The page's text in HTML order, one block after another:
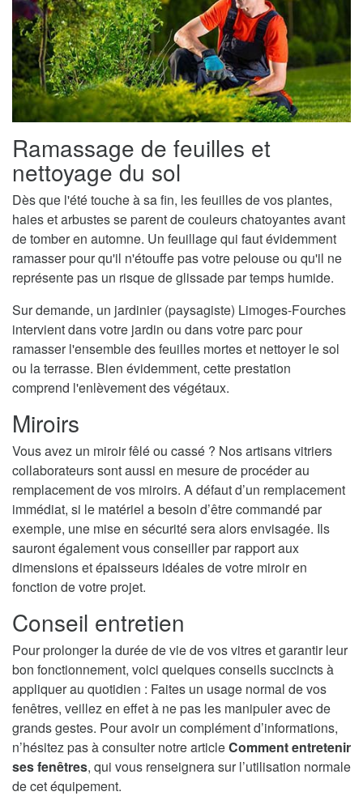
Ramassage de feuilles et
nettoyage du sol
Dès que l'été touche à sa fin, les feuilles de vos plantes,
haies et arbustes se parent de couleurs chatoyantes avant
de tomber en automne. Un feuillage qui faut évidemment
ramasser pour qu'il n'étouffe pas votre pelouse ou qu'il ne
représente pas un risque de glissade par temps humide.
Sur demande, un jardinier (paysagiste) Limoges-Fourches
intervient dans votre jardin ou dans votre parc pour
ramasser l'ensemble des feuilles mortes et nettoyer le sol
ou la terrasse. Bien évidemment, cette prestation
comprend l'enlèvement des végétaux.
Miroirs
Vous avez un miroir fêlé ou cassé ? Nos artisans vitriers
collaborateurs sont aussi en mesure de procéder au
remplacement de vos miroirs. A défaut d’un remplacement
immédiat, si le matériel a besoin d’être commandé par
exemple, une mise en sécurité sera alors envisagée. Ils
sauront également vous conseiller par rapport aux
dimensions et épaisseurs idéales de votre miroir en
fonction de votre projet.
Conseil entretien
Pour prolonger la durée de vie de vos vitres et garantir leur
bon fonctionnement, voici quelques conseils succincts à
appliquer au quotidien : Faites un usage normal de vos
fenêtres, veillez en effet à ne pas les manipuler avec de
grands gestes. Pour avoir un complément d’informations,
n’hésitez pas à consulter notre articleComment entretenir
ses fenêtres, qui vous renseignera sur l’utilisation normale
de cet équipement.